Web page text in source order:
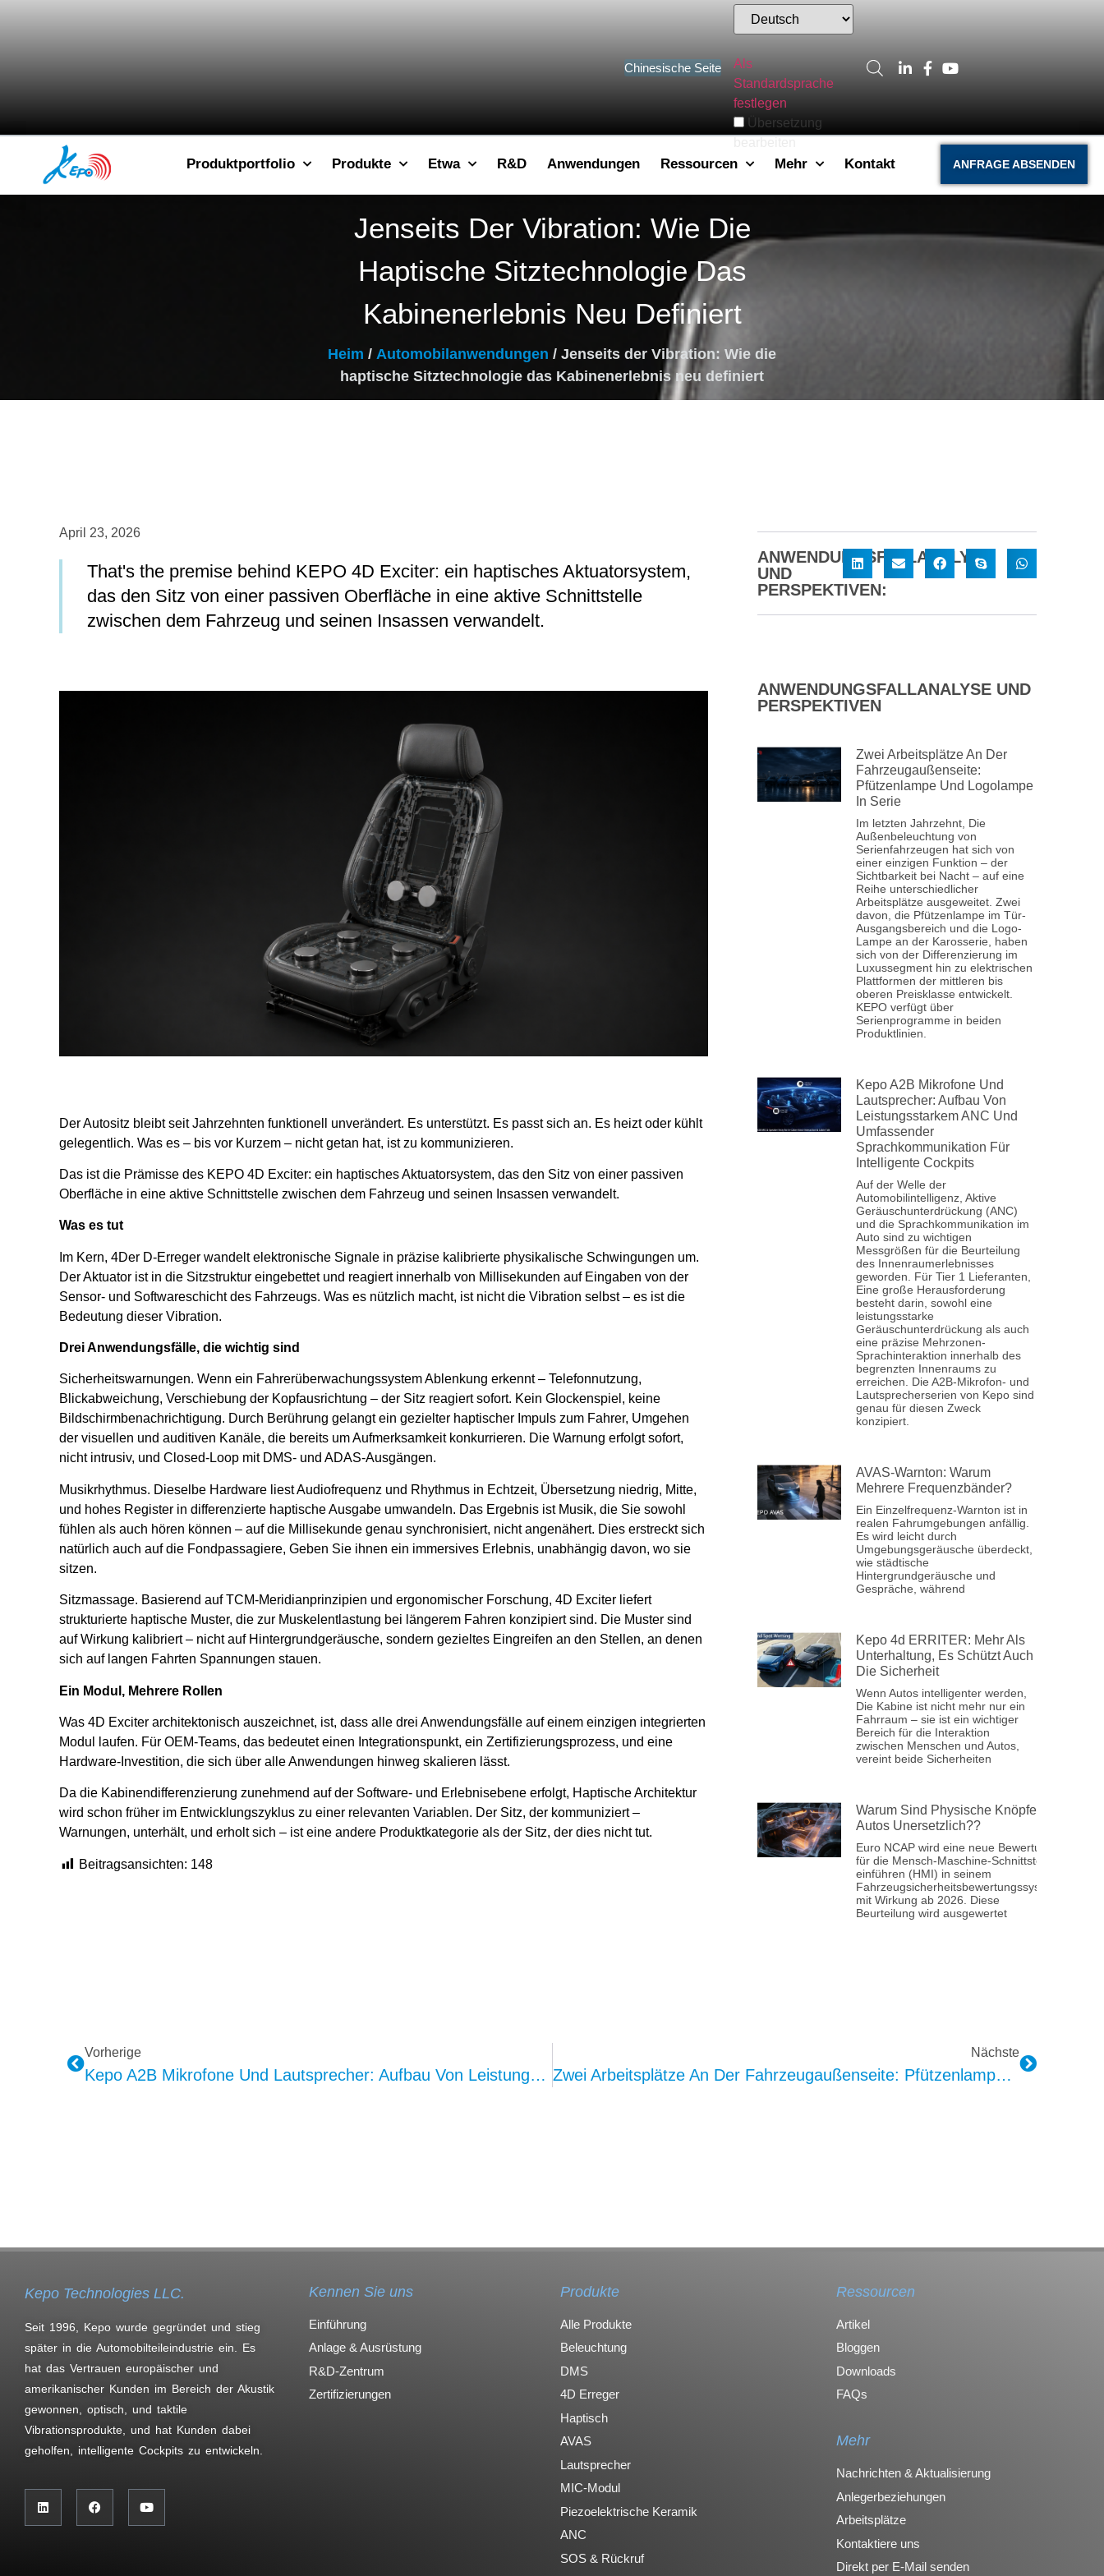
Chinesische Seite
Als
Standardsprache
festlegen
Übersetzung
Produktportfolio Produkte Etwa R&D Anwendungen Ressourcen Mehr Kontakt ANFRAGE ABSENDEN
Jenseits Der Vibration: Wie Die
Haptische Sitztechnologie Das
Kabinenerlebnis Neu Definiert
Heim / Automobilanwendungen / Jenseits der Vibration: Wie die
haptische Sitztechnologie das Kabinenerlebnis neu definiert
April 23, 2026
That's the premise behind KEPO 4D Exciter: ein haptisches Aktuatorsystem,
das den Sitz von einer passiven Oberfläche in eine aktive Schnittstelle
zwischen dem Fahrzeug und seinen Insassen verwandelt.
Der Autositz bleibt seit Jahrzehnten funktionell unverändert. Es unterstützt. Es passt sich an. Es heizt oder kühlt
gelegentlich. Was es – bis vor Kurzem – nicht getan hat, ist zu kommunizieren.
Das ist die Prämisse des KEPO 4D Exciter: ein haptisches Aktuatorsystem, das den Sitz von einer passiven
Oberfläche in eine aktive Schnittstelle zwischen dem Fahrzeug und seinen Insassen verwandelt.
Was es tut
Im Kern, 4Der D-Erreger wandelt elektronische Signale in präzise kalibrierte physikalische Schwingungen um.
Der Aktuator ist in die Sitzstruktur eingebettet und reagiert innerhalb von Millisekunden auf Eingaben von der
Sensor- und Softwareschicht des Fahrzeugs. Was es nützlich macht, ist nicht die Vibration selbst – es ist die
Bedeutung dieser Vibration.
Drei Anwendungsfälle, die wichtig sind
Sicherheitswarnungen. Wenn ein Fahrerüberwachungssystem Ablenkung erkennt – Telefonnutzung,
Blickabweichung, Verschiebung der Kopfausrichtung – der Sitz reagiert sofort. Kein Glockenspiel, keine
Bildschirmbenachrichtigung. Durch Berührung gelangt ein gezielter haptischer Impuls zum Fahrer, Umgehen
der visuellen und auditiven Kanäle, die bereits um Aufmerksamkeit konkurrieren. Die Warnung erfolgt sofort,
nicht intrusiv, und Closed-Loop mit DMS- und ADAS-Ausgängen.
Musikrhythmus. Dieselbe Hardware liest Audiofrequenz und Rhythmus in Echtzeit, Übersetzung niedrig, Mitte,
und hohes Register in differenzierte haptische Ausgabe umwandeln. Das Ergebnis ist Musik, die Sie sowohl
fühlen als auch hören können – auf die Millisekunde genau synchronisiert, nicht angenähert. Dies erstreckt sich
natürlich auch auf die Fondpassagiere, Geben Sie ihnen ein immersives Erlebnis, unabhängig davon, wo sie
sitzen.
Sitzmassage. Basierend auf TCM-Meridianprinzipien und ergonomischer Forschung, 4D Exciter liefert
strukturierte haptische Muster, die zur Muskelentlastung bei längerem Fahren konzipiert sind. Die Muster sind
auf Wirkung kalibriert – nicht auf Hintergrundgeräusche, sondern gezieltes Eingreifen an den Stellen, an denen
sich auf langen Fahrten Spannungen stauen.
Ein Modul, Mehrere Rollen
Was 4D Exciter architektonisch auszeichnet, ist, dass alle drei Anwendungsfälle auf einem einzigen integrierten
Modul laufen. Für OEM-Teams, das bedeutet einen Integrationspunkt, ein Zertifizierungsprozess, und eine
Hardware-Investition, die sich über alle Anwendungen hinweg skalieren lässt.
Da die Kabinendifferenzierung zunehmend auf der Software- und Erlebnisebene erfolgt, Haptische Architektur
wird schon früher im Entwicklungszyklus zu einer relevanten Variablen. Der Sitz, der kommuniziert –
Warnungen, unterhält, und erholt sich – ist eine andere Produktkategorie als der Sitz, der dies nicht tut.
Beitragsansichten: 148
ANWENDUNGSFALLANALYSE
UND
PERSPEKTIVEN:
ANWENDUNGSFALLANALYSE UND
PERSPEKTIVEN
Zwei Arbeitsplätze An Der
Fahrzeugaußenseite:
Pfützenlampe Und Logolampe
In Serie
Im letzten Jahrzehnt, Die
Außenbeleuchtung von
Serienfahrzeugen hat sich von
einer einzigen Funktion – der
Sichtbarkeit bei Nacht – auf eine
Reihe unterschiedlicher
Arbeitsplätze ausgeweitet. Zwei
davon, die Pfützenlampe im Tür-
Ausgangsbereich und die Logo-
Lampe an der Karosserie, haben
sich von der Differenzierung im
Luxussegment hin zu elektrischen
Plattformen der mittleren bis
oberen Preisklasse entwickelt.
KEPO verfügt über
Serienprogramme in beiden
Produktlinien.
Kepo A2B Mikrofone Und
Lautsprecher: Aufbau Von
Leistungsstarkem ANC Und
Umfassender
Sprachkommunikation Für
Intelligente Cockpits
Auf der Welle der
Automobilintelligenz, Aktive
Geräuschunterdrückung (ANC)
und die Sprachkommunikation im
Auto sind zu wichtigen
Messgrößen für die Beurteilung
des Innenraumerlebnisses
geworden. Für Tier 1 Lieferanten,
Eine große Herausforderung
besteht darin, sowohl eine
leistungsstarke
Geräuschunterdrückung als auch
eine präzise Mehrzonen-
Sprachinteraktion innerhalb des
begrenzten Innenraums zu
erreichen. Die A2B-Mikrofon- und
Lautsprecherserien von Kepo sind
genau für diesen Zweck
konzipiert.
AVAS-Warnton: Warum
Mehrere Frequenzbänder?
Ein Einzelfrequenz-Warnton ist in
realen Fahrumgebungen anfällig.
Es wird leicht durch
Umgebungsgeräusche überdeckt,
wie städtische
Hintergrundgeräusche und
Gespräche, während
Kepo 4d ERRITER: Mehr Als
Unterhaltung, Es Schützt Auch
Die Sicherheit
Wenn Autos intelligenter werden,
Die Kabine ist nicht mehr nur ein
Fahrraum – sie ist ein wichtiger
Bereich für die Interaktion
zwischen Menschen und Autos,
vereint beide Sicherheiten
Warum Sind Physische Knöpfe In
Autos Unersetzlich??
Euro NCAP wird eine neue Bewertung
für die Mensch-Maschine-Schnittstelle
einführen (HMI) in seinem
Fahrzeugsicherheitsbewertungssystem
mit Wirkung ab 2026. Diese
Beurteilung wird ausgewertet
Vorherige
Kepo A2B Mikrofone Und Lautsprecher: Aufbau Von Leistungsstarkem ANC Und Umfassender Sprachkommunikation Für Intelligente Cockpits
Nächste
Zwei Arbeitsplätze An Der Fahrzeugaußenseite: Pfützenlampe Und Logolampe In Serie
Kepo Technologies LLC.
Seit 1996, Kepo wurde gegründet und stieg
später in die Automobilteileindustrie ein. Es
hat das Vertrauen europäischer und
amerikanischer Kunden im Bereich der Akustik
gewonnen, optisch, und taktile
Vibrationsprodukte, und hat Kunden dabei
geholfen, intelligente Cockpits zu entwickeln.
Kennen Sie uns
Einführung
Anlage & Ausrüstung
R&D-Zentrum
Zertifizierungen
Produkte
Alle Produkte
Beleuchtung
DMS
4D Erreger
Haptisch
AVAS
Lautsprecher
MIC-Modul
Piezoelektrische Keramik
ANC
SOS & Rückruf
Ressourcen
Artikel
Bloggen
Downloads
FAQs
Mehr
Nachrichten & Aktualisierung
Anlegerbeziehungen
Arbeitsplätze
Kontaktiere uns
Direkt per E-Mail senden